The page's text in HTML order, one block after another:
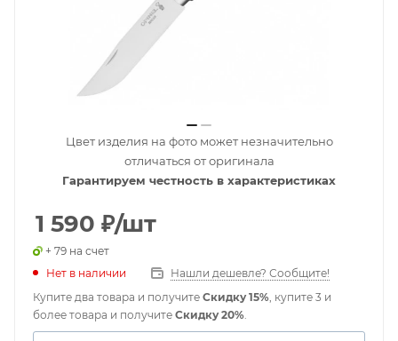
Цвет изделия на фото может незначительно
отличаться от оригинала
Гарантируем честность в характеристиках
1 590 ₽/шт
+ 79 на счет
Нет в наличии
Нашли дешевле? Сообщите!
Купите два товара и получите Скидку 15%, купите 3 и
более товара и получите Скидку 20%.